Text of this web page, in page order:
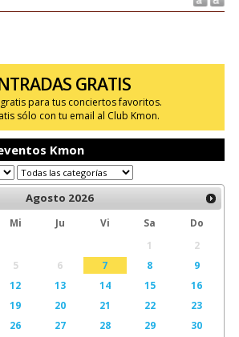
GRATIS
para tus conciertos favoritos.
sólo con tu email al Club Kmon.
Kmon
Agosto 2026
Mi Ju Vi Sa
Do
1
2
5 6 7 8
9
12 13 14 15
16
19 20 21 22
23
26 27 28 29
30